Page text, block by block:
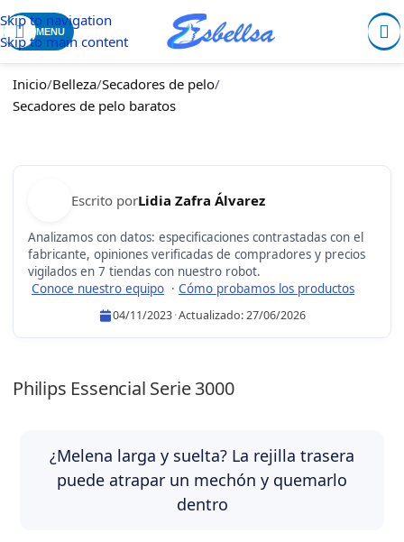
Skip to navigation
Skip to main content
MENU
Inicio/Belleza/Secadores de pelo/
Secadores de pelo baratos
Escrito porLidia Zafra Álvarez
Analizamos con datos: especificaciones contrastadas con el
fabricante, opiniones verificadas de compradores y precios
vigilados en 7 tiendas con nuestro robot.
Conoce nuestro equipo · Cómo probamos los productos
04/11/2023·Actualizado:27/06/2026
Philips Essencial Serie 3000
¿Melena larga y suelta? La rejilla trasera
puede atrapar un mechón y quemarlo
dentro